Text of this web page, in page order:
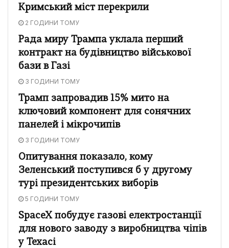
Кримський міст перекрили
2 ГОДИНИ ТОМУ
Рада миру Трампа уклала перший
контракт на будівництво військової
бази в Газі
3 ГОДИНИ ТОМУ
Трамп запровадив 15% мито на
ключовий компонент для сонячних
панелей і мікрочипів
3 ГОДИНИ ТОМУ
Опитування показало, кому
Зеленський поступився б у другому
турі президентських виборів
5 ГОДИНИ ТОМУ
SpaceX побудує газові електростанції
для нового заводу з виробництва чіпів
у Техасі